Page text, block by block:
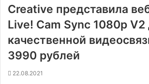
Creative представила
Live! Cam Sync 1080p V2
качественной
3990 рублей
22.08.2021